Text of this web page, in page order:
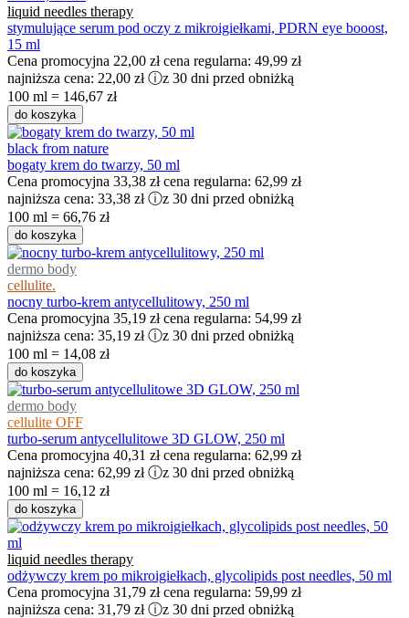
liquid needles therapy
stymulujące serum pod oczy z mikroigiełkami, PDRN eye booost,
15 ml
Cena promocyjna 22,00 zł cena regularna: 49,99 zł
najniższa cena: 22,00 zł ⓘz 30 dni przed obniżką
100 ml = 146,67 zł
do koszyka
black from nature
bogaty krem do twarzy, 50 ml
Cena promocyjna 33,38 zł cena regularna: 62,99 zł
najniższa cena: 33,38 zł ⓘz 30 dni przed obniżką
100 ml = 66,76 zł
do koszyka
dermo body
cellulite.
nocny turbo-krem antycellulitowy, 250 ml
Cena promocyjna 35,19 zł cena regularna: 54,99 zł
najniższa cena: 35,19 zł ⓘz 30 dni przed obniżką
100 ml = 14,08 zł
do koszyka
dermo body
cellulite OFF
turbo-serum antycellulitowe 3D GLOW, 250 ml
Cena promocyjna 40,31 zł cena regularna: 62,99 zł
najniższa cena: 62,99 zł ⓘz 30 dni przed obniżką
100 ml = 16,12 zł
do koszyka
liquid needles therapy
odżywczy krem po mikroigiełkach, glycolipids post needles, 50 ml
Cena promocyjna 31,79 zł cena regularna: 59,99 zł
najniższa cena: 31,79 zł ⓘz 30 dni przed obniżką